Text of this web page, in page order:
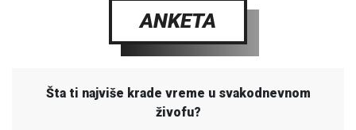
ANKETA
Šta ti najviše krade vreme u svakodnevnom
živofu?